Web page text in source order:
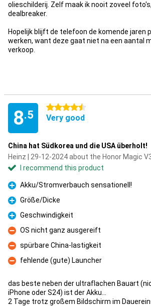
olieschilderij. Zelf maak ik nooit zoveel
dealbreaker.
Hopelijk blijft de telefoon de komende jaren
werken, want deze gaat niet na een aantal
verkoop.
8.5
4.5 stars
Very good
China hat Südkorea und die USA überholt!
Heinz | 29-12-2024 about the Honor Magic
I recommend this product
Pro
Akku/Stromverbauch sensationell!
Pro
Größe/Dicke
Pro
Geschwindigkeit
Con
OS nicht ganz ausgereift
Con
spürbare China-lastigkeit
Con
fehlende (gute) Launcher
das beste neben der ultraflachen Bauart
iPhone oder S24) ist der Akku...
2 Tage trotz großem Bildschirm im